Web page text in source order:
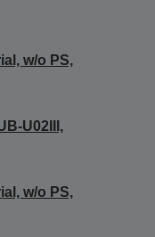
w/o PS,
U02III,
w/o PS,